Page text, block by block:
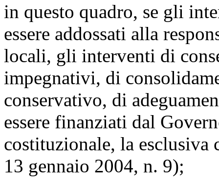
in questo quadro, se gli
essere addossati alla
locali, gli interventi di
impegnativi, di
conservativo, di
essere finanziati dal
costituzionale, la esclusiva
13 gennaio 2004, n. 9);